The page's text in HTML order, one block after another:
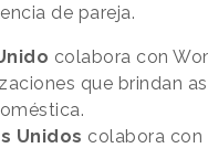
de pareja.
colabora con
que brindan
Unidos colabora con